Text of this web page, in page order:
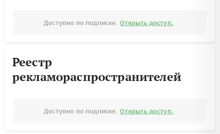
Доступно по подписке. Открыть доступ.
Реестр
рекламораспространителей
Доступно по подписке. Открыть доступ.